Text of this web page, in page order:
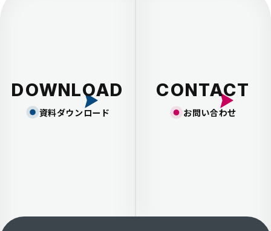
DOWNLOAD
資料ダウンロード
CONTACT
お問い合わせ